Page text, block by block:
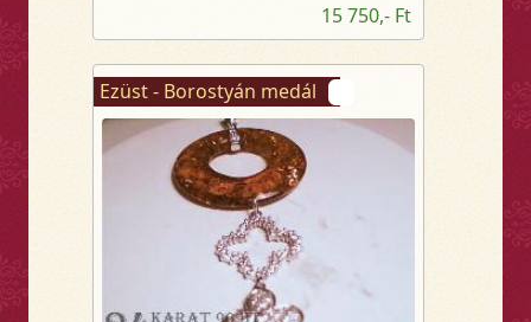
15 750,- Ft
Ezüst - Borostyán medál